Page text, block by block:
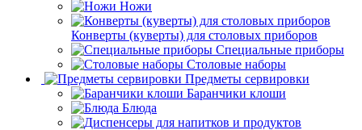
Ножи
Конверты (куверты) для столовых приборов
Специальные приборы
Столовые наборы
Предметы сервировки
Баранчики клоши
Блюда